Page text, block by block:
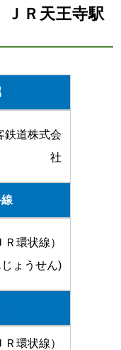
ＪＲ天王寺駅
鉄道株式会
社
環状線）
ょうせん)
環状線）